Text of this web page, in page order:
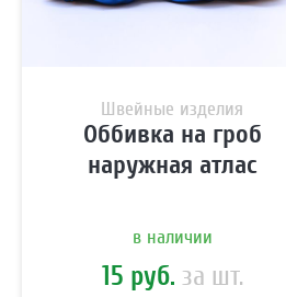
Швейные изделия
Оббивка на гроб
наружная атлас
в наличии
15 руб. за шт.
Сполитикой
Отправить
·